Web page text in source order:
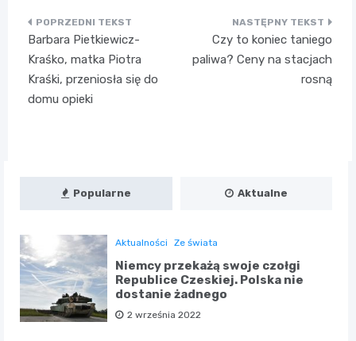
Nawigacja
wpisu
Barbara Pietkiewicz-
Kraśko, matka Piotra
Kraśki, przeniosła się do
domu opieki
Czy to koniec taniego
paliwa? Ceny na stacjach
rosną
Popularne Aktualne
Aktualności Ze świata
Niemcy przekażą swoje czołgi
Republice Czeskiej. Polska nie
dostanie żadnego
2 września 2022